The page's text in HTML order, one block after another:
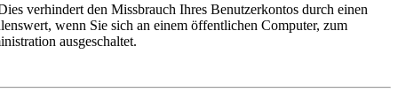
verhindert den Missbrauch Ihres Benutzerkontos durch einen
wenn Sie sich an einem öffentlichen Computer, zum
ausgeschaltet.